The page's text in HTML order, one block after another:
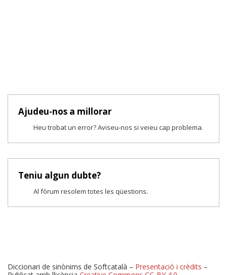
Ajudeu-nos a millorar
Heu trobat un error? Aviseu-nos si veieu cap problema.
Teniu algun dubte?
Al fòrum resolem totes les qüestions.
Diccionari de sinònims de Softcatalà – Presentació i crèdits –